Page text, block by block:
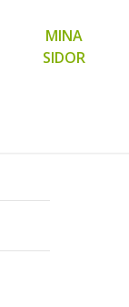
MINA
SIDOR